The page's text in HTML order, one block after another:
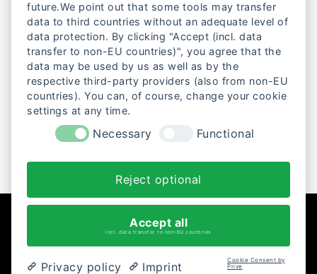
MANAS
future.We point out that some tools may transfer
data to third countries without an adequate level of
data protection. By clicking "Accept (incl. data
transfer to non-EU countries)", you agree that the
data may be used by us as well as by the
respective third-party providers (also from non-EU
countries). You can, of course, change your cookie
settings at any time.
Necessary Functional
Reject optional
Accept all
incl. data transfer to non-EU countries
Privacy policy Imprint
Cookie Consent by
Prive